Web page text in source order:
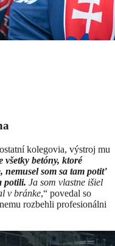
kolegovia, výstroj mu
všetky betóny, ktoré
nemusel som sa tam potiť
potili. Ja som vlastne išiel
v bránke,“ povedal so
rozbehli profesionálni